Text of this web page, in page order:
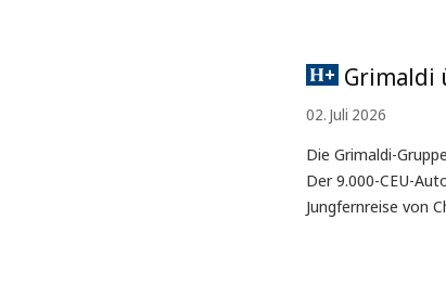
Grimaldi
02. Juli 2026
Die Grimaldi-
Der 9.000-CEU-
Jungfernreise von